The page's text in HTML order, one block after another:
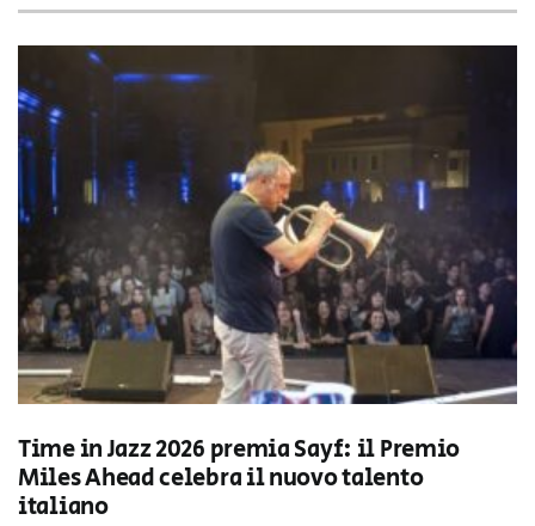
Time in Jazz 2026 premia Sayf: il Premio
Miles Ahead celebra il nuovo talento
italiano